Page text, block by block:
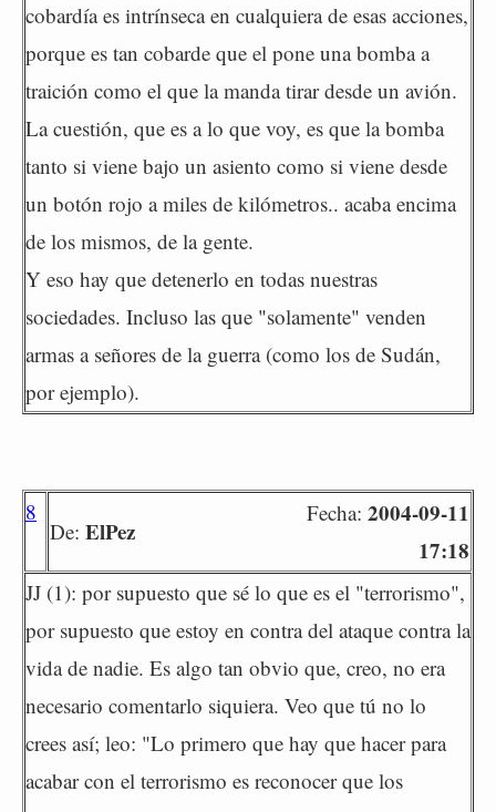
cobardía es intrínseca en cualquiera de esas acciones,
porque es tan cobarde que el pone una bomba a
traición como el que la manda tirar desde un avión.
La cuestión, que es a lo que voy, es que la bomba
tanto si viene bajo un asiento como si viene desde
un botón rojo a miles de kilómetros.. acaba encima
de los mismos, de la gente.
Y eso hay que detenerlo en todas nuestras
sociedades. Incluso las que "solamente" venden
armas a señores de la guerra (como los de Sudán,
por ejemplo).
8
De: ElPez
Fecha: 2004-09-11
17:18
JJ (1): por supuesto que sé lo que es el "terrorismo",
por supuesto que estoy en contra del ataque contra la
vida de nadie. Es algo tan obvio que, creo, no era
necesario comentarlo siquiera. Veo que tú no lo
crees así; leo: "Lo primero que hay que hacer para
acabar con el terrorismo es reconocer que los